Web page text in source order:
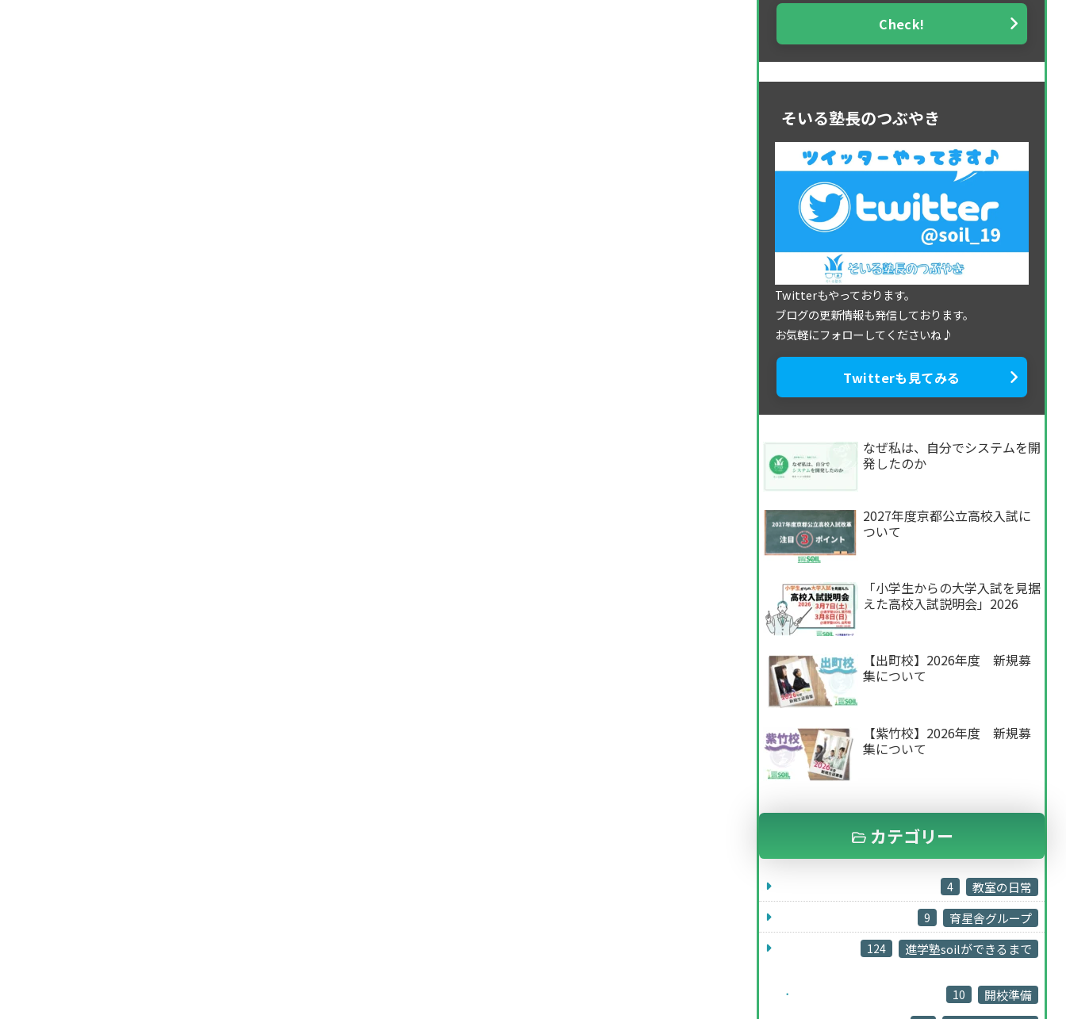
Check!
そいる塾長のつぶやき
Twitterもやっております。
ブログの更新情報も発信しております。
お気軽にフォローしてくださいね♪
Twitterも見てみる
なぜ私は、自分でシステムを開
発したのか
2027年度京都公立高校入試に
ついて
「小学生からの大学入試を見据
えた高校入試説明会」2026
【出町校】2026年度 新規募
集について
【紫竹校】2026年度 新規募
集について
カテゴリー
教室の日常
4
育星舎グループ
9
進学塾soilができるまで
124
開校準備
10